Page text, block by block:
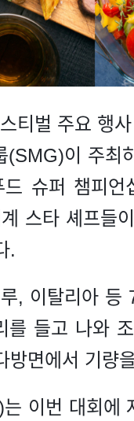
티벌 주요 행
(SMG)이 주최
슈퍼 챔피
스타 셰프들
.
, 이탈리아 등
를 들고 나와
방면에서 기량
이번 대회에